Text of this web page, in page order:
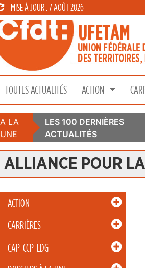
MISE À JOUR : 7 AOÛT 2026
TOUTES ACTUALITÉS ACTION
A LA
UNE
LES 100 DERNIÈRES
ACTUALITÉS
ALLIANCE POUR
ACTION
CARRIÈRES
CAP-CCP-LDG